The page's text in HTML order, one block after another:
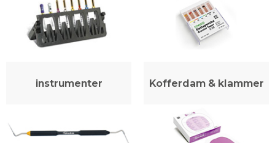
instrumenter Kofferdam & klammer